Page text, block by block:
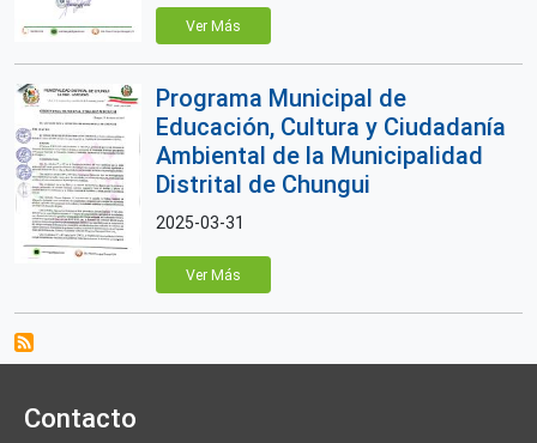
Ver Más
Programa Municipal de
Educación, Cultura y Ciudadanía
Ambiental de la Municipalidad
Distrital de Chungui
2025-03-31
Ver Más
Contacto